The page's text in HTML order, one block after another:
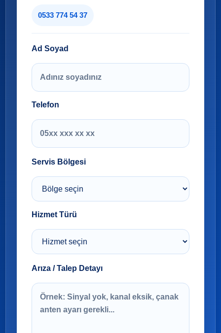
0533 774 54 37
Ad Soyad
Telefon
Servis Bölgesi
Hizmet Türü
Arıza / Talep Detayı